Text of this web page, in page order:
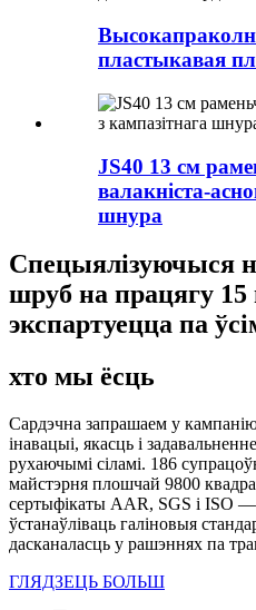
пластыкавая
JS40 13 см
валакніста-
шнура
Спецыялізуючыся
шруб на працягу 15
экспартуецца па
хто мы ёсць
Сардэчна запрашаем у
інавацыі, якасць і
рухаючымі сіламі. 186
майстэрня плошчай 9800
сертыфікаты AAR, SGS і ISO
ўстанаўліваць галіновыя
дасканаласць у рашэннях па
ГЛЯДЗЕЦЬ БОЛЬШ